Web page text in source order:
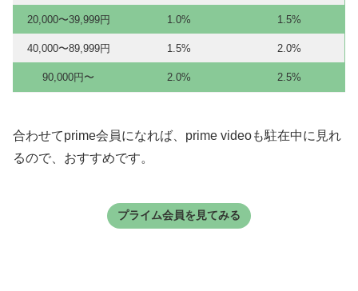
20,000〜39,999円 1.0% 1.5%
40,000〜89,999円 1.5% 2.0%
90,000円〜 2.0% 2.5%
合わせてprime会員になれば、prime videoも駐在中に見れ
るので、おすすめです。
プライム会員を見てみる